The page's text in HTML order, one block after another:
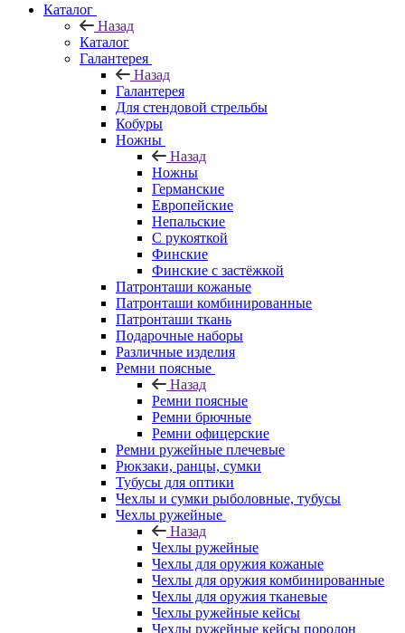
Каталог
Назад
Каталог
Галантерея
Назад
Галантерея
Для стендовой стрельбы
Кобуры
Ножны
Назад
Ножны
Германские
Европейские
Непальские
С рукояткой
Финские
Финские с застёжкой
Патронташи кожаные
Патронташи комбинированные
Патронташи ткань
Подарочные наборы
Различные изделия
Ремни поясные
Назад
Ремни поясные
Ремни брючные
Ремни офицерские
Ремни ружейные плечевые
Рюкзаки, ранцы, сумки
Тубусы для оптики
Чехлы и сумки рыболовные, тубусы
Чехлы ружейные
Назад
Чехлы ружейные
Чехлы для оружия кожаные
Чехлы для оружия комбинированные
Чехлы для оружия тканевые
Чехлы ружейные кейсы
Чехлы ружейные кейсы поролон